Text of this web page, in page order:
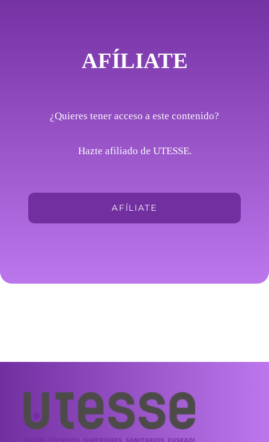
AFÍLIATE
¿Quieres tener acceso a este contenido?
Hazte afiliado de UTESSE.
AFÍLIATE